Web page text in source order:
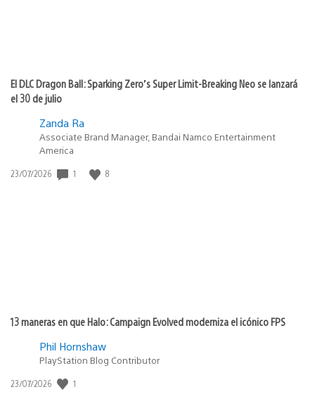
El DLC Dragon Ball: Sparking Zero’s Super Limit-Breaking Neo se lanzará
el 30 de julio
Zanda Ra
Associate Brand Manager, Bandai Namco Entertainment
America
Fecha
23/07/2026 1 8
13 maneras en que Halo: Campaign Evolved moderniza el icónico FPS
Phil Hornshaw
PlayStation Blog Contributor
Fecha
23/07/2026 1